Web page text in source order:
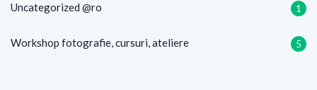
Uncategorized @ro 1
Workshop fotografie, cursuri, ateliere 5